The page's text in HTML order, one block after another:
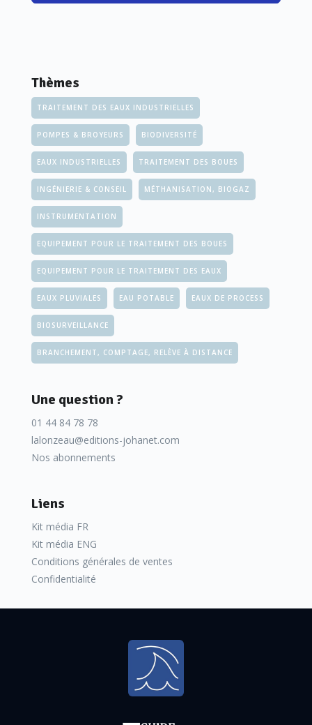
Thèmes
TRAITEMENT DES EAUX INDUSTRIELLES
POMPES & BROYEURS BIODIVERSITÉ
EAUX INDUSTRIELLES TRAITEMENT DES BOUES
INGÉNIERIE & CONSEIL MÉTHANISATION, BIOGAZ
INSTRUMENTATION
EQUIPEMENT POUR LE TRAITEMENT DES BOUES
EQUIPEMENT POUR LE TRAITEMENT DES EAUX
EAUX PLUVIALES EAU POTABLE EAUX DE PROCESS
BIOSURVEILLANCE
BRANCHEMENT, COMPTAGE, RELÈVE À DISTANCE
Une question ?
01 44 84 78 78
lalonzeau@editions-johanet.com
Nos abonnements
Liens
Kit média FR
Kit média ENG
Conditions générales de ventes
Confidentialité